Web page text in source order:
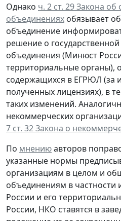
Однако ч. 2 ст. 29 Закона
объединениях обязывает
объединение
решение о
объединения (Минюст
территориальные органы),
содержащихся в ЕГРЮЛ (за
полученных лицензиях), в
таких изменений.
некоммерческих
7 ст. 32 Закона о
По мнениюавторов
указанные нормы
организациям в целом и
объединениям в
России и его
России, НКО ставятся в